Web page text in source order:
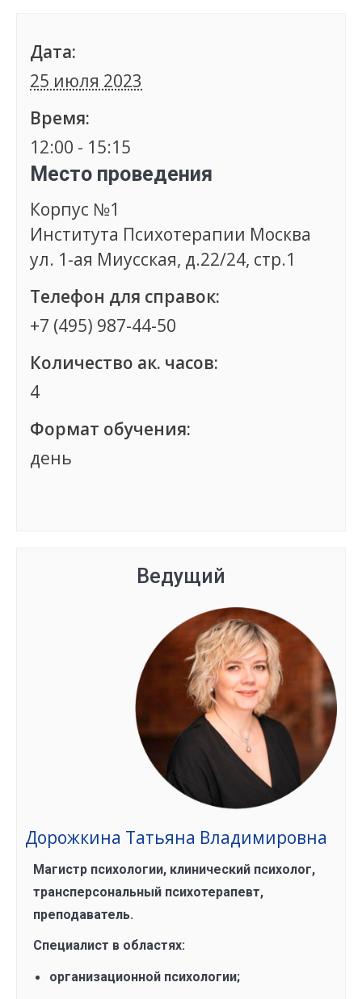
Дата:
25 июля 2023
Время:
12:00 - 15:15
Место проведения
Корпус №1
Института Психотерапии Москва
ул. 1-ая Миусская, д.22/24, стр.1
Телефон для справок:
+7 (495) 987-44-50
Количество ак. часов:
4
Формат обучения:
день
Ведущий
Дорожкина Татьяна Владимировна
Магистр психологии, клинический психолог,
трансперсональный психотерапевт,
преподаватель.
Специалист в областях:
организационной психологии;